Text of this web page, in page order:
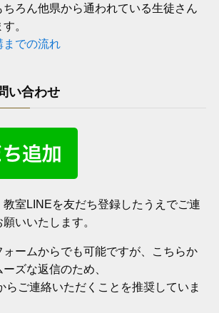
ろん他県から通われている生徒さん
。
までの流れ
い合わせ
室LINEを友だち登録したうえでご連
いいたします。
ームからでも可能ですが、こちらか
ズな返信のため、
らご連絡いただくことを推奨していま